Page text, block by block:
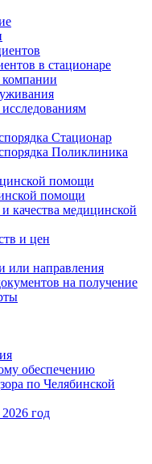
в стационаре
Стационар
Поликлиника
помощи
помощи
качества медицинской
и цен
или направления
на получение
обеспечению
по Челябинской
год